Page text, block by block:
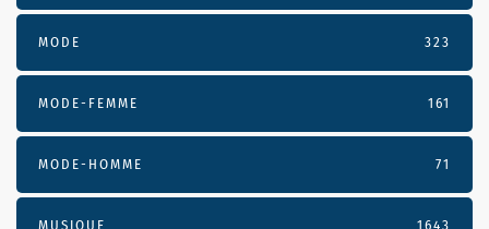
MODE 323
MODE-FEMME 161
MODE-HOMME 71
MUSIQUE 1643